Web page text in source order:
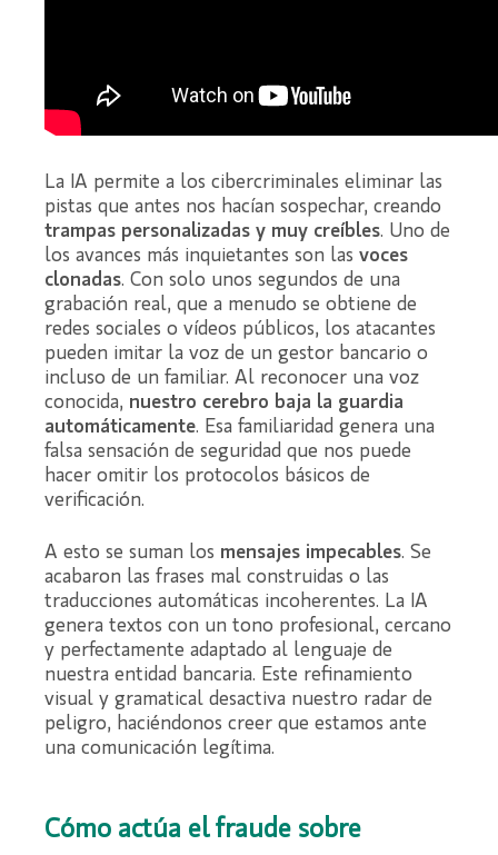
La IA permite a los cibercriminales eliminar las
pistas que antes nos hacían sospechar, creando
trampas personalizadas y muy creíbles. Uno de
los avances más inquietantes son las voces
clonadas. Con solo unos segundos de una
grabación real, que a menudo se obtiene de
redes sociales o vídeos públicos, los atacantes
pueden imitar la voz de un gestor bancario o
incluso de un familiar. Al reconocer una voz
conocida, nuestro cerebro baja la guardia
automáticamente. Esa familiaridad genera una
falsa sensación de seguridad que nos puede
hacer omitir los protocolos básicos de
verificación.
A esto se suman los mensajes impecables. Se
acabaron las frases mal construidas o las
traducciones automáticas incoherentes. La IA
genera textos con un tono profesional, cercano
y perfectamente adaptado al lenguaje de
nuestra entidad bancaria. Este refinamiento
visual y gramatical desactiva nuestro radar de
peligro, haciéndonos creer que estamos ante
una comunicación legítima.
Cómo actúa el fraude sobre